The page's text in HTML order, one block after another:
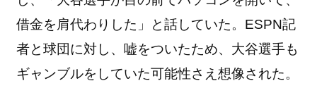
借金を肩代わりした」と話していた。ESPN記
者と球団に対し、嘘をついたため、大谷選手も
ギャンブルをしていた可能性さえ想像された。